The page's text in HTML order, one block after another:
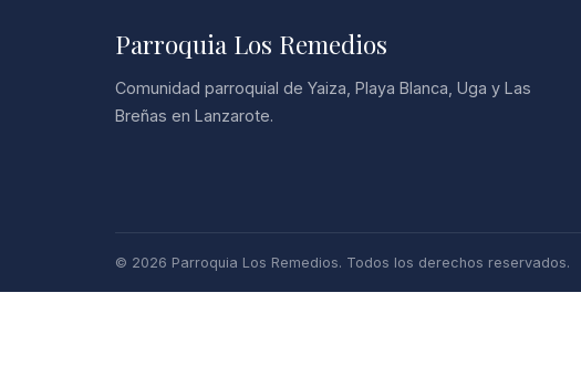
Parroquia Los Remedios
Comunidad parroquial de Yaiza, Playa Blanca, Uga y Las
Breñas en Lanzarote.
© 2026 Parroquia Los Remedios. Todos los derechos reservados.